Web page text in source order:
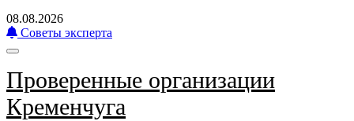
08.08.2026
Советы эксперта
Проверенные организации
Кременчуга